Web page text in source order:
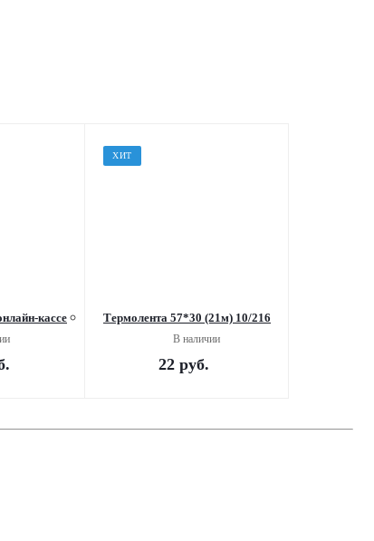
кассе
ХИТ
Термолента 57*30 (21м) 10/216
В наличии
22 руб.